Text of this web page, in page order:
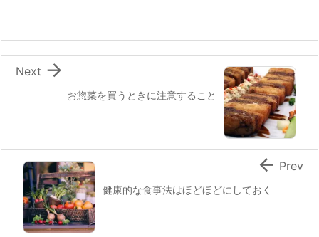
お惣菜を買うときに注意すること

Next
健康的な食事法はほどほどにしておく
 Prev